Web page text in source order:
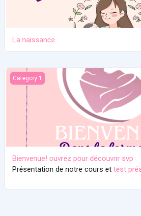
La naissance
Bienvenue! ouvrez pour découvrir svp
Category 1
Bienvenue! ouvrez pour découvrir svp
Présentation de notre cours et test